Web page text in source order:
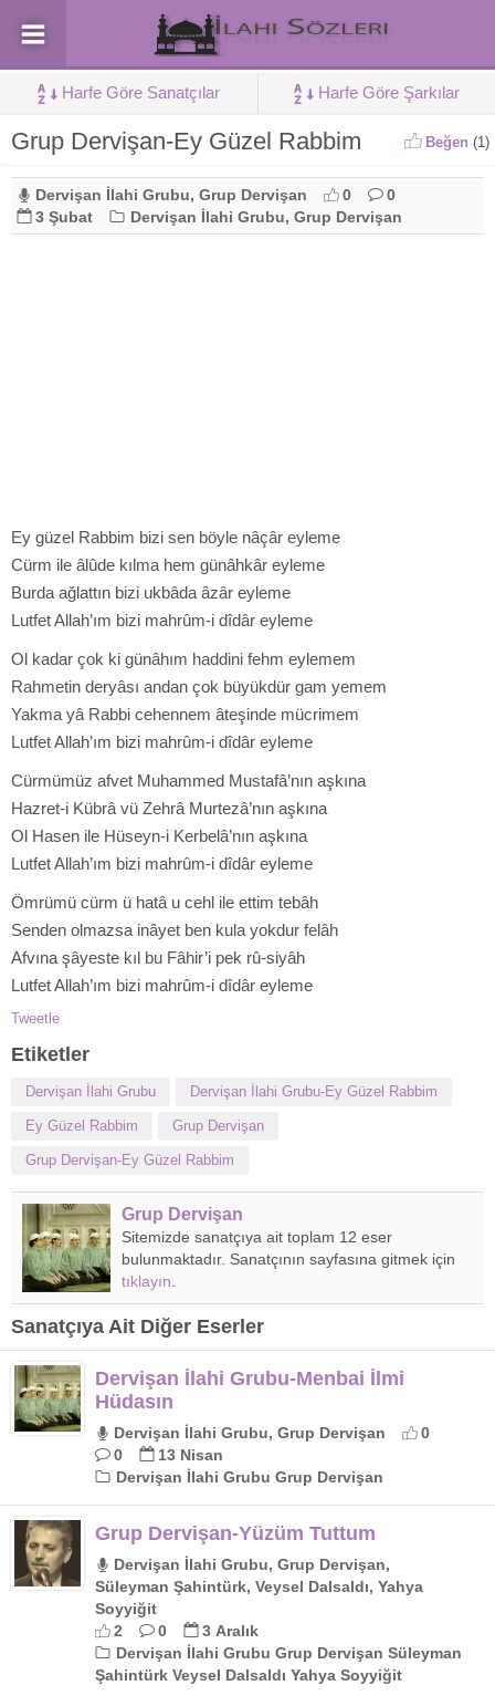
Harfe Göre Sanatçılar Harfe Göre Şarkılar
Grup Dervişan-Ey Güzel Rabbim Beğen (1)
Dervişan İlahi Grubu, Grup Dervişan 0
0
3 Şubat
Dervişan İlahi Grubu, Grup Dervişan
Ey güzel Rabbim bizi sen böyle nâçâr eyleme
Cürm ile âlûde kılma hem günâhkâr eyleme
Burda ağlattın bizi ukbâda âzâr eyleme
Lutfet Allah’ım bizi mahrûm-i dîdâr eyleme
Ol kadar çok ki günâhım haddini fehm eylemem
Rahmetin deryâsı andan çok büyükdür gam yemem
Yakma yâ Rabbi cehennem âteşinde mücrimem
Lutfet Allah’ım bizi mahrûm-i dîdâr eyleme
Cürmümüz afvet Muhammed Mustafâ’nın aşkına
Hazret-i Kübrâ vü Zehrâ Murtezâ’nın aşkına
Ol Hasen ile Hüseyn-i Kerbelâ’nın aşkına
Lutfet Allah’ım bizi mahrûm-i dîdâr eyleme
Ömrümü cürm ü hatâ u cehl ile ettim tebâh
Senden olmazsa inâyet ben kula yokdur felâh
Afvına şâyeste kıl bu Fâhir’i pek rû-siyâh
Lutfet Allah’ım bizi mahrûm-i dîdâr eyleme
Tweetle
Etiketler
Dervişan İlahi Grubu Dervişan İlahi Grubu-Ey Güzel Rabbim
Ey Güzel Rabbim Grup Dervişan
Grup Dervişan-Ey Güzel Rabbim
Grup Dervişan
Sitemizde sanatçıya ait toplam 12 eser
bulunmaktadır. Sanatçının sayfasına gitmek için
tıklayın
Sanatçıya Ait Diğer Eserler
Dervişan İlahi Grubu-Menbai İlmi
Hüdasın
Dervişan İlahi Grubu, Grup Dervişan
0
0
13 Nisan
Dervişan İlahi Grubu Grup Dervişan
Grup Dervişan-Yüzüm Tuttum
Dervişan İlahi Grubu, Grup Dervişan,
Süleyman Şahintürk, Veysel Dalsaldı, Yahya
Soyyiğit
2
0
3 Aralık
Dervişan İlahi Grubu Grup Dervişan Süleyman
Şahintürk Veysel Dalsaldı Yahya Soyyiğit